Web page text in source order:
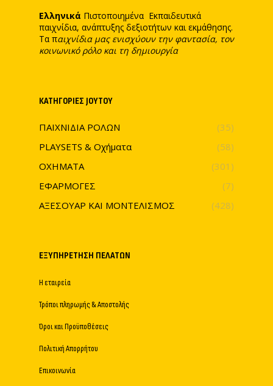
Ελληνικά Πιστοποιημένα Εκπαιδευτικά
παιχνίδια, ανάπτυξης δεξιοτήτων και εκμάθησης.
Τα παιχνίδια μας ενισχύουν την φαντασία, τον
κοινωνικό ρόλο και τη δημιουργία
ΚΑΤΗΓΟΡΊΕΣ JOYTOY
ΠΑΙΧΝΙΔΙΑ ΡΟΛΩΝ
(35)
PLAYSETS & Οχήματα
(58)
ΟΧΗΜΑΤΑ
(301)
ΕΦΑΡΜΟΓΕΣ
(7)
ΑΞΕΣΟΥΑΡ ΚΑΙ ΜΟΝΤΕΛΙΣΜΟΣ
(428)
ΕΞΥΠΗΡΈΤΗΣΗ ΠΕΛΑΤΏΝ
Η εταιρεία
Τρόποι πληρωμής & Αποστολής
Όροι και Προϋποθέσεις
Πολιτική Απορρήτου
Επικοινωνία